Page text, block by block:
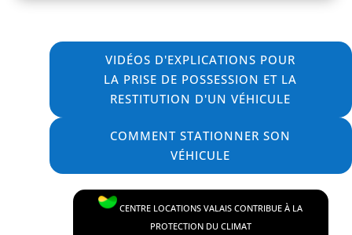
VIDÉOS D'EXPLICATIONS POUR
LA PRISE DE POSSESSION ET LA
RESTITUTION D'UN VÉHICULE
COMMENT STATIONNER SON
VÉHICULE
CENTRE LOCATIONS VALAIS CONTRIBUE À LA
PROTECTION DU CLIMAT